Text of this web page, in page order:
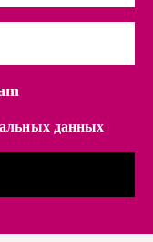
данных